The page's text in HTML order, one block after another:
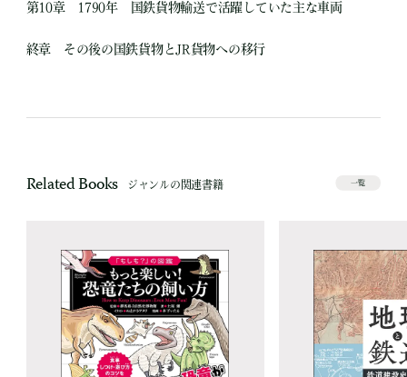
第10章 1790年 国鉄貨物輸送で活躍していた主な車両
終章 その後の国鉄貨物とJR貨物への移行
Related Books ジャンルの関連書籍 一覧